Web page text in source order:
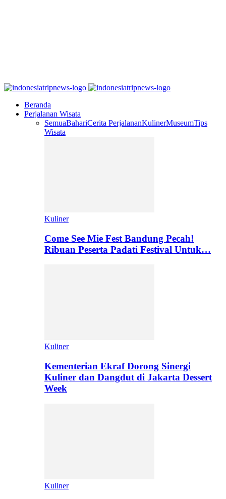
Beranda
Perjalanan Wisata
SemuaBahariCerita PerjalananKulinerMuseumTips
Wisata
Kuliner
Come See Mie Fest Bandung Pecah!
Ribuan Peserta Padati Festival Untuk…
Kuliner
Kementerian Ekraf Dorong Sinergi
Kuliner dan Dangdut di Jakarta Dessert
Week
Kuliner